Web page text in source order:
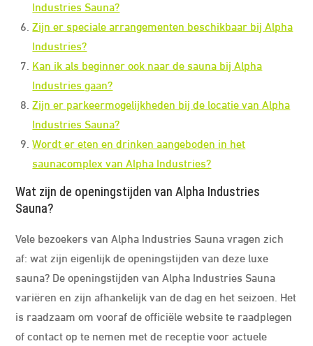
Industries Sauna?
Zijn er speciale arrangementen beschikbaar bij Alpha
Industries?
Kan ik als beginner ook naar de sauna bij Alpha
Industries gaan?
Zijn er parkeermogelijkheden bij de locatie van Alpha
Industries Sauna?
Wordt er eten en drinken aangeboden in het
saunacomplex van Alpha Industries?
Wat zijn de openingstijden van Alpha Industries
Sauna?
Vele bezoekers van Alpha Industries Sauna vragen zich
af: wat zijn eigenlijk de openingstijden van deze luxe
sauna? De openingstijden van Alpha Industries Sauna
variëren en zijn afhankelijk van de dag en het seizoen. Het
is raadzaam om vooraf de officiële website te raadplegen
of contact op te nemen met de receptie voor actuele